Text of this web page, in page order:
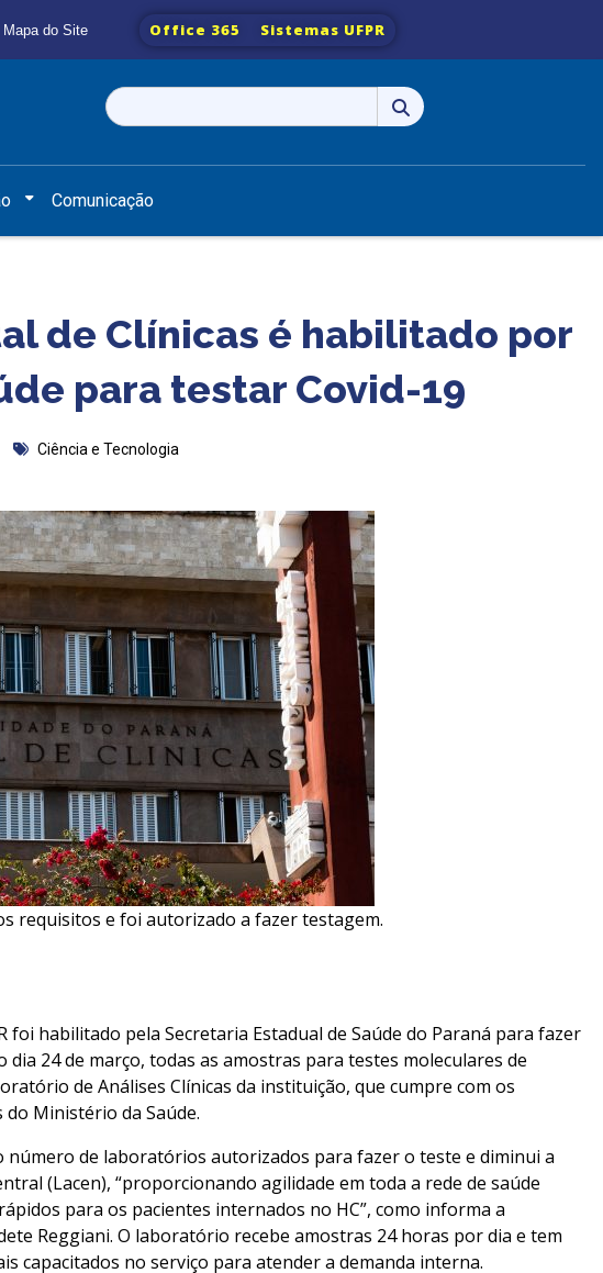
Mapa do Site Office 365 Sistemas UFPR
Pesquisar
por:
Comunicação
de Clínicas é habilitado por
para testar Covid-19
Ciência e Tecnologia
requisitos e foi autorizado a fazer testagem.
foi habilitado pela Secretaria Estadual de Saúde do Paraná para fazer
dia 24 de março, todas as amostras para testes moleculares de
de Análises Clínicas da instituição, que cumpre com os
Ministério da Saúde.
número de laboratórios autorizados para fazer o teste e diminui a
(Lacen), “proporcionando agilidade em toda a rede de saúde
para os pacientes internados no HC”, como informa a
Reggiani. O laboratório recebe amostras 24 horas por dia e tem
capacitados no serviço para atender a demanda interna.